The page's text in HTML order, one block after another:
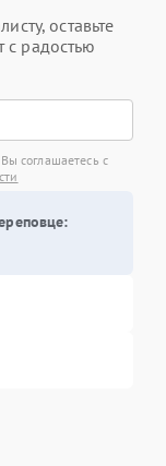
оставьте
радостью
соглашаетесь с